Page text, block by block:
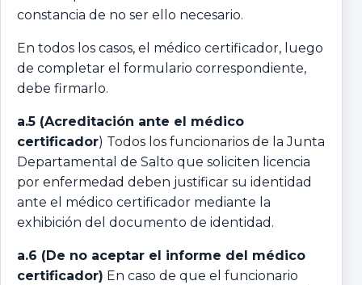
constancia de no ser ello necesario.
En todos los casos, el médico certificador, luego
de completar el formulario correspondiente,
debe firmarlo.
a.5 (Acreditación ante el médico
certificador) Todos los funcionarios de la Junta
Departamental de Salto que soliciten licencia
por enfermedad deben justificar su identidad
ante el médico certificador mediante la
exhibición del documento de identidad.
a.6 (De no aceptar el informe del médico
certificador) En caso de que el funcionario